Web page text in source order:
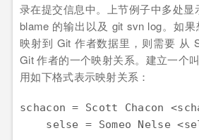
录在提交信息中。上节例子中多处
blame 的输出以及 git svn log。如
映射到 Git 作者数据里，则需要 从
Git 作者的一个映射关系。建立一个
用如下格式表示映射关系：
schacon = Scott Chacon
selse = Someo Nelse